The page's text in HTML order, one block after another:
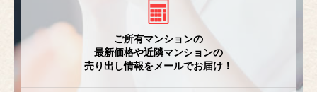
ご所有マンションの
最新価格や近隣マンションの
売り出し情報をメールでお届け！